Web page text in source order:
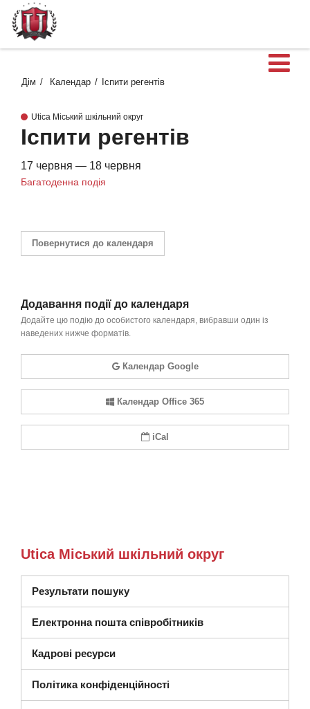
Дім Календар Іспити регентів
Utica Міський шкільний округ
Іспити регентів
17 червня — 18 червня
Багатоденна подія
Повернутися до календаря
Додавання події до календаря
Додайте цю подію до особистого календаря, вибравши один із
наведених нижче форматів.
Календар Google
Календар Office 365
iCal
Utica Міський шкільний округ
Результати пошуку
Електронна пошта співробітників
Кадрові ресурси
Політика конфіденційності